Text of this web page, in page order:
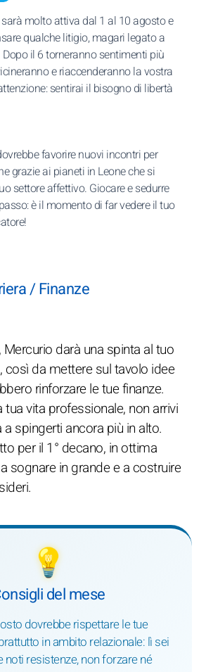
molto attiva dal 1 al 10 agosto e
qualche litigio, magari legato a
il 6 torneranno sentimenti più
e riaccenderanno la vostra
sentirai il bisogno di libertà
favorire nuovi incontri per
grazie ai pianeti in Leone che si
settore affettivo. Giocare e sedurre
è il momento di far vedere il tuo
/ Finanze
darà una spinta al tuo
da mettere sul tavolo idee
rinforzare le tue finanze.
tua vita professionale, non arrivi
spingerti ancora più in alto.
per il 1° decano, in ottima
sognare in grande e a costruire
💡
del mese
dovrebbe rispettare le tue
in ambito relazionale: lì sei
noti resistenze, non forzare né